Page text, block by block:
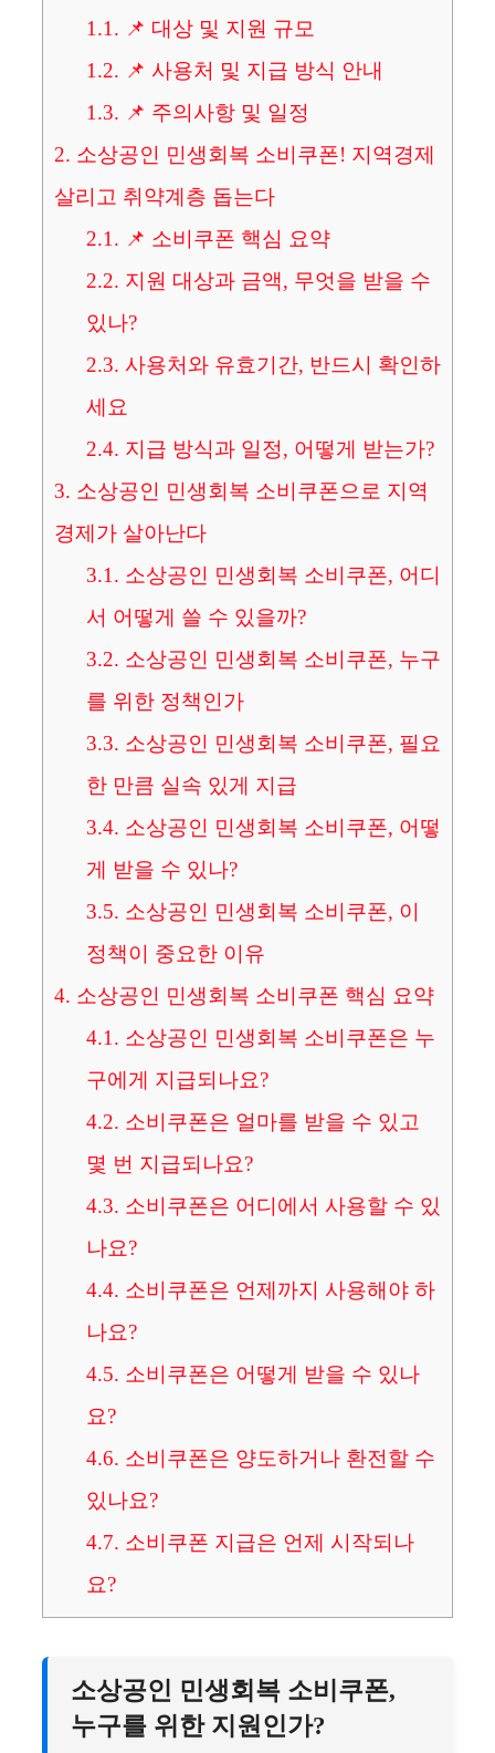
1.1. 📌 대상 및 지원 규모
1.2. 📌 사용처 및 지급 방식 안내
1.3. 📌 주의사항 및 일정
2. 소상공인 민생회복 소비쿠폰! 지역경제
살리고 취약계층 돕는다
2.1. 📌 소비쿠폰 핵심 요약
2.2. 지원 대상과 금액, 무엇을 받을 수
있나?
2.3. 사용처와 유효기간, 반드시 확인하
세요
2.4. 지급 방식과 일정, 어떻게 받는가?
3. 소상공인 민생회복 소비쿠폰으로 지역
경제가 살아난다
3.1. 소상공인 민생회복 소비쿠폰, 어디
서 어떻게 쓸 수 있을까?
3.2. 소상공인 민생회복 소비쿠폰, 누구
를 위한 정책인가
3.3. 소상공인 민생회복 소비쿠폰, 필요
한 만큼 실속 있게 지급
3.4. 소상공인 민생회복 소비쿠폰, 어떻
게 받을 수 있나?
3.5. 소상공인 민생회복 소비쿠폰, 이
정책이 중요한 이유
4. 소상공인 민생회복 소비쿠폰 핵심 요약
4.1. 소상공인 민생회복 소비쿠폰은 누
구에게 지급되나요?
4.2. 소비쿠폰은 얼마를 받을 수 있고
몇 번 지급되나요?
4.3. 소비쿠폰은 어디에서 사용할 수 있
나요?
4.4. 소비쿠폰은 언제까지 사용해야 하
나요?
4.5. 소비쿠폰은 어떻게 받을 수 있나
요?
4.6. 소비쿠폰은 양도하거나 환전할 수
있나요?
4.7. 소비쿠폰 지급은 언제 시작되나
요?
소상공인 민생회복 소비쿠폰,
누구를 위한 지원인가?